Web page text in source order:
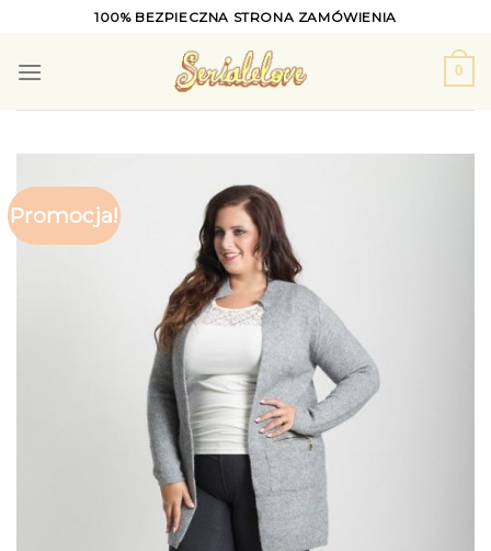
content
100% BEZPIECZNA STRONA ZAMÓWIENIA
0
Promocja!